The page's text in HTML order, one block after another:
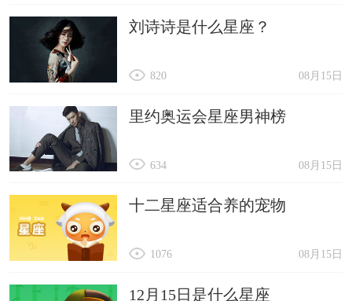
刘诗诗是什么星座？
08月15日
820
里约奥运会星座男神榜
08月15日
634
十二星座适合养的宠物
08月15日
1076
12月15日是什么星座